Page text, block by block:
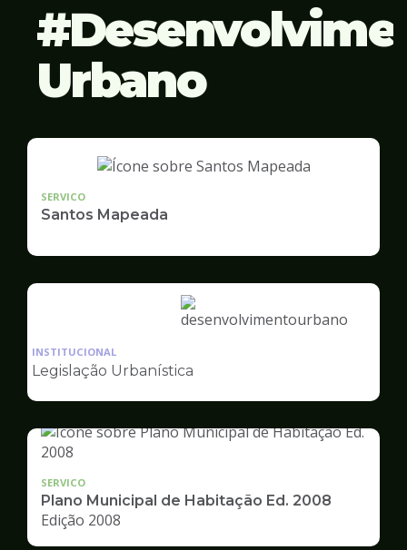
Urbano
SERVICO
Santos Mapeada
Ilustração
Desenvolvimento
Urbano
INSTITUCIONAL
Legislação Urbanística
SERVICO
Plano Municipal de Habitação Ed. 2008
Edição 2008